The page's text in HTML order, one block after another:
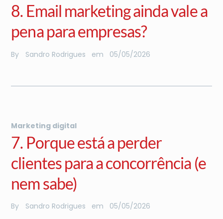
8. Email marketing ainda vale a
pena para empresas?
By Sandro Rodrigues em 05/05/2026
Marketing digital
7. Porque está a perder
clientes para a concorrência (e
nem sabe)
By Sandro Rodrigues em 05/05/2026